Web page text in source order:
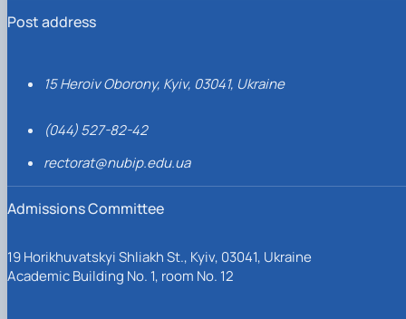
Post address
15 Heroiv Oborony, Kyiv, 03041, Ukraine
(044) 527-82-42
rectorat@nubip.edu.ua
Admissions Committee
19 Horikhuvatskyi Shliakh St., Kyiv, 03041, Ukraine
Academic Building No. 1, room No. 12